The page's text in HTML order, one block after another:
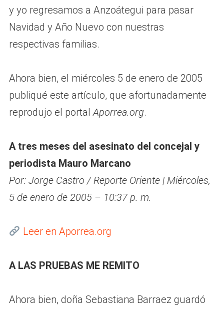
y yo regresamos a Anzoátegui para pasar
Navidad y Año Nuevo con nuestras
respectivas familias.
Ahora bien, el miércoles 5 de enero de 2005
publiqué este artículo, que afortunadamente
reprodujo el portalAporrea.org.
A tres meses del asesinato del concejal y
periodista Mauro Marcano
Por: Jorge Castro / Reporte Oriente | Miércoles,
5 de enero de 2005 – 10:37 p. m.
Leer en Aporrea.org
A LAS PRUEBAS ME REMITO
Ahora bien, doña Sebastiana Barraez guardó